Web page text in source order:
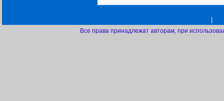
Все права принадлежат авторам, при